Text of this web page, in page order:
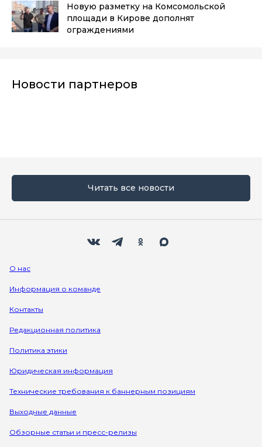
Новую разметку на Комсомольской
площади в Кирове дополнят
ограждениями
Новости партнеров
Читать все новости
О нас
Информация о команде
Контакты
Редакционная политика
Политика этики
Юридическая информация
Технические требования к баннерным позициям
Выходные данные
Обзорные статьи и пресс-релизы